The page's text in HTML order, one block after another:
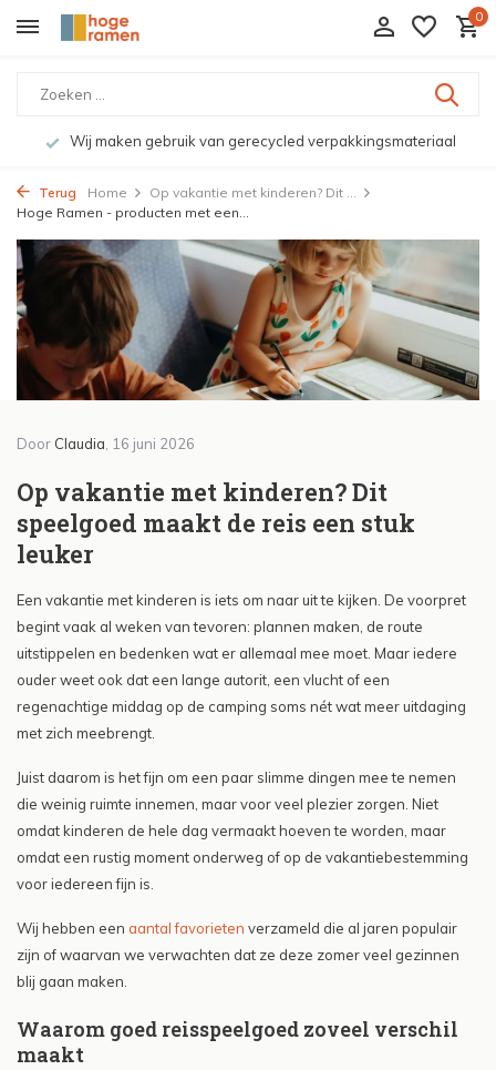
0
Bekijk de producten live in onze winkel in Deventer
Terug Home
Op vakantie met kinderen? Dit ...
Hoge Ramen - producten met een...
Door Claudia , 16 juni 2026
Op vakantie met kinderen? Dit
speelgoed maakt de reis een stuk
leuker
Een vakantie met kinderen is iets om naar uit te kijken. De voorpret
begint vaak al weken van tevoren: plannen maken, de route
uitstippelen en bedenken wat er allemaal mee moet. Maar iedere
ouder weet ook dat een lange autorit, een vlucht of een
regenachtige middag op de camping soms nét wat meer uitdaging
met zich meebrengt.
Juist daarom is het fijn om een paar slimme dingen mee te nemen
die weinig ruimte innemen, maar voor veel plezier zorgen. Niet
omdat kinderen de hele dag vermaakt hoeven te worden, maar
omdat een rustig moment onderweg of op de vakantiebestemming
voor iedereen fijn is.
Wij hebben een aantal favorieten verzameld die al jaren populair
zijn of waarvan we verwachten dat ze deze zomer veel gezinnen
blij gaan maken.
Waarom goed reisspeelgoed zoveel verschil
maakt